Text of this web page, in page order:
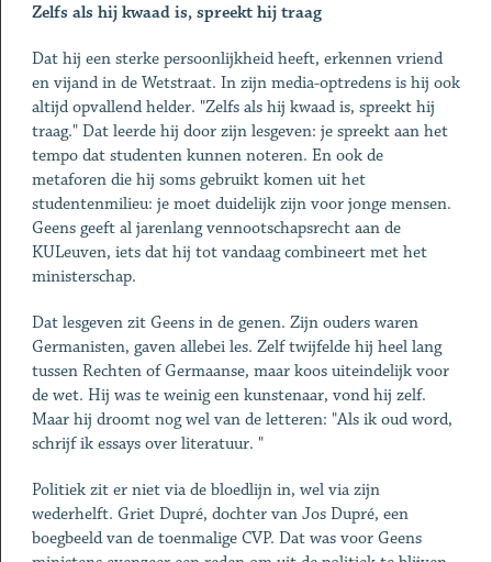
Zelfs als hij kwaad is, spreekt hij traag
Dat hij een sterke persoonlijkheid heeft, erkennen vriend
en vijand in de Wetstraat. In zijn media-optredens is hij ook
altijd opvallend helder. "Zelfs als hij kwaad is, spreekt hij
traag." Dat leerde hij door zijn lesgeven: je spreekt aan het
tempo dat studenten kunnen noteren. En ook de
metaforen die hij soms gebruikt komen uit het
studentenmilieu: je moet duidelijk zijn voor jonge mensen.
Geens geeft al jarenlang vennootschapsrecht aan de
KULeuven, iets dat hij tot vandaag combineert met het
ministerschap.
Dat lesgeven zit Geens in de genen. Zijn ouders waren
Germanisten, gaven allebei les. Zelf twijfelde hij heel lang
tussen Rechten of Germaanse, maar koos uiteindelijk voor
de wet. Hij was te weinig een kunstenaar, vond hij zelf.
Maar hij droomt nog wel van de letteren: "Als ik oud word,
schrijf ik essays over literatuur. "
Politiek zit er niet via de bloedlijn in, wel via zijn
wederhelft. Griet Dupré, dochter van Jos Dupré, een
boegbeeld van de toenmalige CVP. Dat was voor Geens